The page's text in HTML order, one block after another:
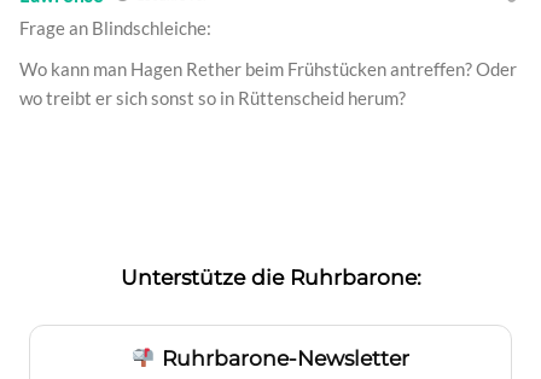
Frage an Blindschleiche:
Wo kann man Hagen Rether beim Frühstücken antreffen? Oder
wo treibt er sich sonst so in Rüttenscheid herum?
Unterstütze die Ruhrbarone:
Ruhrbarone-Newsletter